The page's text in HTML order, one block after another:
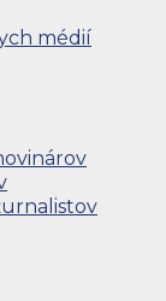
médií